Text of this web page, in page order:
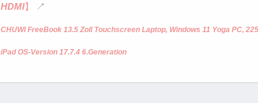
HDMI】
CHUWI FreeBook 13.5 Zoll Touchscreen Laptop, Windows 11 Yoga PC,
iPad OS-Version 17.7.4 6.Generation